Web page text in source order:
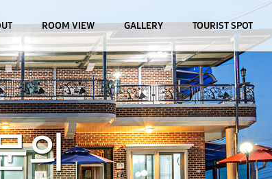
의
ROOM VIEW GALLERY TOURIST SPOT